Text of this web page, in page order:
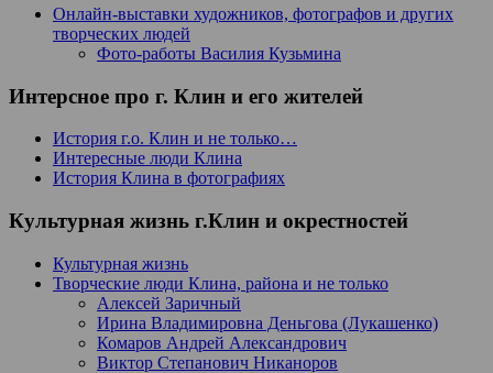
Онлайн-выставки художников, фотографов и других
творческих людей
Фото-работы Василия Кузьмина
Интерсное про г. Клин и его жителей
История г.о. Клин и не только…
Интересные люди Клина
История Клина в фотографиях
Культурная жизнь г.Клин и окрестностей
Культурная жизнь
Творческие люди Клина, района и не только
Алексей Заричный
Ирина Владимировна Деньгова (Лукашенко)
Комаров Андрей Александрович
Виктор Степанович Никаноров